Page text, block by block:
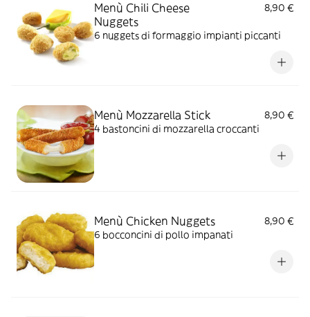
Menù Chili Cheese
Nuggets
8,90 €
6 nuggets di formaggio impianti piccanti
Menù Mozzarella Stick
8,90 €
4 bastoncini di mozzarella croccanti
Menù Chicken Nuggets
8,90 €
6 bocconcini di pollo impanati